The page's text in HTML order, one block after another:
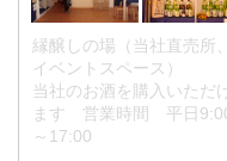
縁醸しの場（当社直売所、
イベントスペース）
当社のお酒を購入いただ
ます 営業時間 平日
～17:00